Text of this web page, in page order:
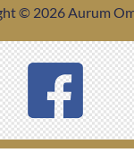
© 2026 Aurum